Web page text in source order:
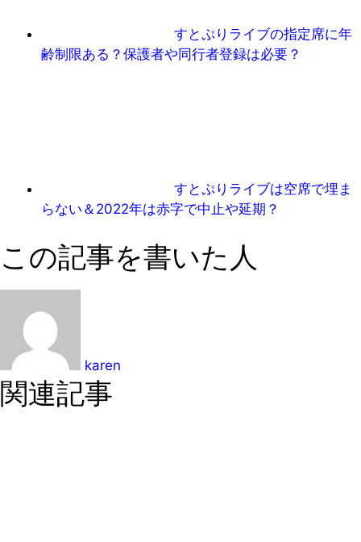
すとぷりライブの指定席に年
齢制限ある？保護者や同行者登録は必要？
すとぷりライブは空席で埋ま
らない＆2022年は赤字で中止や延期？
この記事を書いた人
karen
関連記事